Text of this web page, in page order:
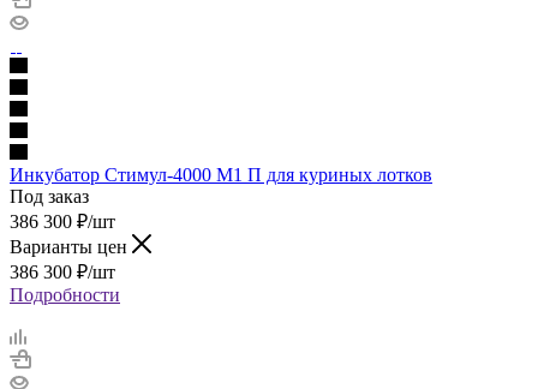
Инкубатор Стимул-4000 М1 П для куриных лотков
Под заказ
386 300 ₽/шт
Варианты цен
386 300 ₽/шт
Подробности